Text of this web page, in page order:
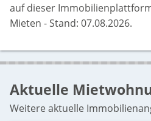
auf dieser
Mieten - Stand: 07.08.2026.
Aktuelle
Weitere aktuelle